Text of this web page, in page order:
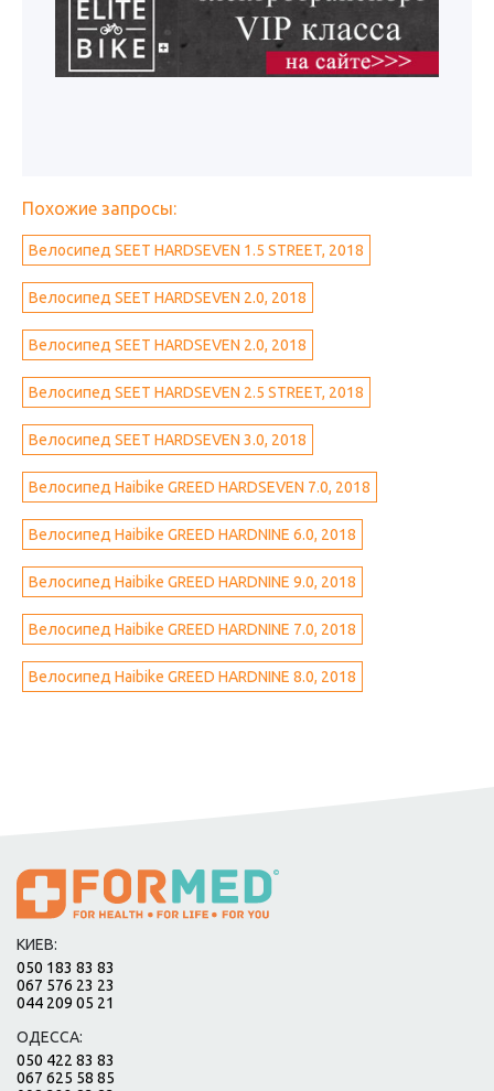
Похожие запросы:
Велосипед SEET HARDSEVEN 1.5 STREET, 2018
Велосипед SEET HARDSEVEN 2.0, 2018
Велосипед SEET HARDSEVEN 2.0, 2018
Велосипед SEET HARDSEVEN 2.5 STREET, 2018
Велосипед SEET HARDSEVEN 3.0, 2018
Велосипед Haibike GREED HARDSEVEN 7.0, 2018
Велосипед Haibike GREED HARDNINE 6.0, 2018
Велосипед Haibike GREED HARDNINE 9.0, 2018
Велосипед Haibike GREED HARDNINE 7.0, 2018
Велосипед Haibike GREED HARDNINE 8.0, 2018
КИЕВ:
050 183 83 83
067 576 23 23
044 209 05 21
ОДЕССА:
050 422 83 83
067 625 58 85